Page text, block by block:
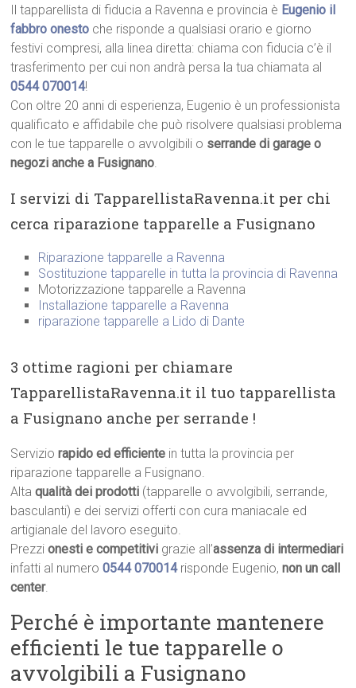
Il tapparellista di fiducia a Ravenna e provincia è Eugenio il
fabbro onesto che risponde a qualsiasi orario e giorno
festivi compresi, alla linea diretta: chiama con fiducia c’è il
trasferimento per cui non andrà persa la tua chiamata al
0544 070014!
Con oltre 20 anni di esperienza, Eugenio è un professionista
qualificato e affidabile che può risolvere qualsiasi problema
con le tue tapparelle o avvolgibili o serrande di garage o
negozi anche a Fusignano.
I servizi di TapparellistaRavenna.it per chi
cerca riparazione tapparelle a Fusignano
Riparazione tapparelle a Ravenna
Sostituzione tapparelle in tutta la provincia di Ravenna
Motorizzazione tapparelle a Ravenna
Installazione tapparelle a Ravenna
riparazione tapparelle a Lido di Dante
3 ottime ragioni per chiamare
TapparellistaRavenna.it il tuo tapparellista
a Fusignano anche per serrande !
Serviziorapido ed efficiente in tutta la provincia per
riparazione tapparelle a Fusignano.
Altaqualità dei prodotti (tapparelle o avvolgibili, serrande,
basculanti) e dei servizi offerti con cura maniacale ed
artigianale del lavoro eseguito.
Prezzionesti e competitivi grazie all’assenza di intermediari
infatti al numero0544 070014 risponde Eugenio,non un call
center.
Perché è importante mantenere
efficienti le tue tapparelle o
avvolgibili a Fusignano